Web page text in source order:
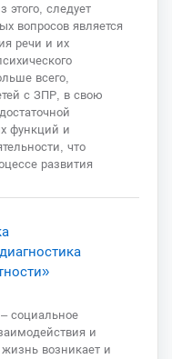
этого, следует
вопросов является
речи и их
всего,
с ЗПР, в свою
функций и
что
развития
социальное
и
возникает и